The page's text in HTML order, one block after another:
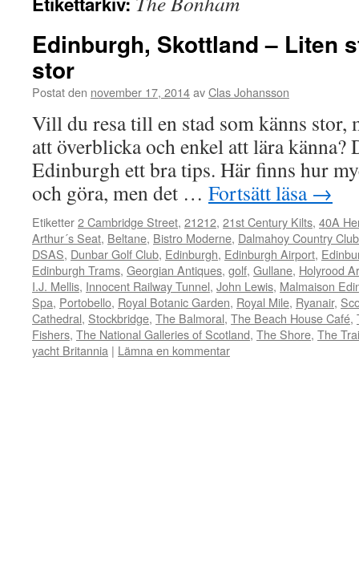
Edinburgh, Skottland – Liten
stor
Postat den november 17, 2014avClas Johansson
Vill du resa till en stad som känns stor,
att överblicka och enkel att lära känna?
Edinburgh ett bra tips. Här finns hur
och göra, men det … Fortsätt läsa →
Etiketter2 Cambridge Street, 21212, 21st Century Kilts, 40A
Arthur´s Seat, Beltane, Bistro Moderne, Dalmahoy Country Club
DSAS, Dunbar Golf Club, Edinburgh, Edinburgh Airport,
Edinburgh Trams, Georgian Antiques, golf, Gullane, Holyrood
I.J. Mellis, Innocent Railway Tunnel, John Lewis, Malmaison
Spa, Portobello, Royal Botanic Garden, Royal Mile, Ryanair,
Cathedral, Stockbridge, The Balmoral, The Beach House Café,
Fishers, The National Galleries of Scotland, The Shore, The
yacht Britannia | Lämna en kommentar